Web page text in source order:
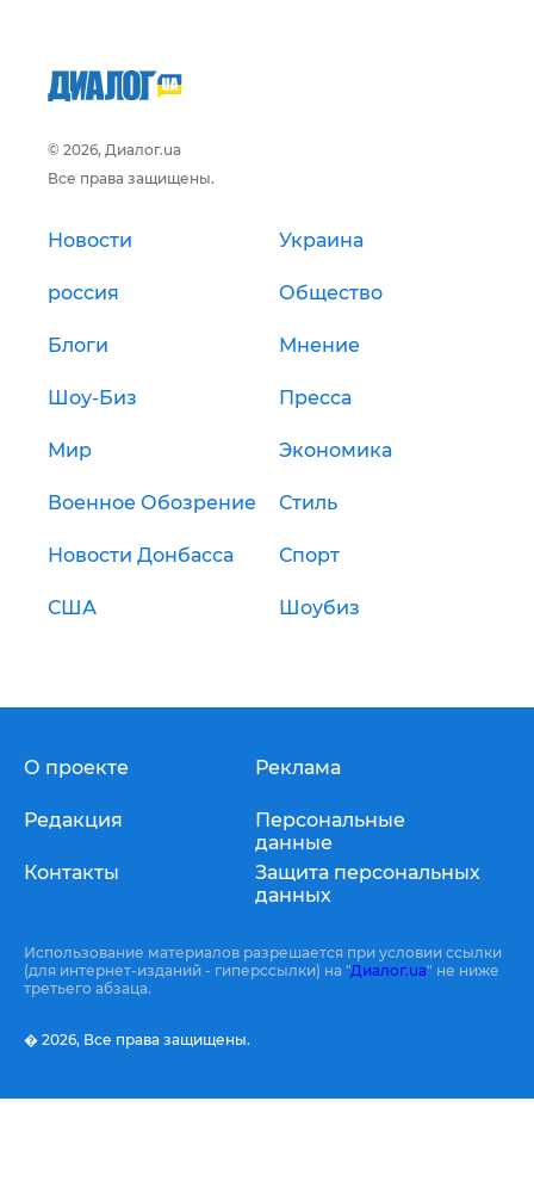
© 2026, Диалог.ua
Все права защищены.
Новости Украина
россия Общество
Блоги Мнение
Шоу-Биз Пресса
Мир Экономика
Военное Обозрение Стиль
Новости Донбасса Спорт
США Шоубиз
О проекте
Редакция
Контакты
Реклама
Персональные
данные
Защита персональных
данных
Использование материалов разрешается при условии ссылки
(для интернет-изданий - гиперссылки) на "Диалог.ua" не ниже
третьего абзаца.
� 2026, Все права защищены.